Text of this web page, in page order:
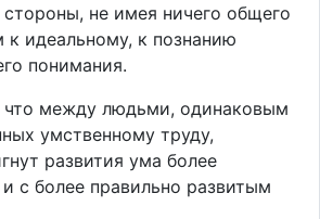
стороны, не имея ничего общего
к идеальному, к познанию
понимания.
что между людьми, одинаковым
умственному труду,
развития ума более
с более правильно развитым